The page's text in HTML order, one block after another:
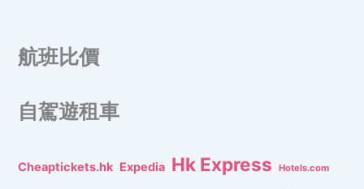
航班比價
自駕遊租車
Cheaptickets.hk Expedia Hk Express Hotels.com